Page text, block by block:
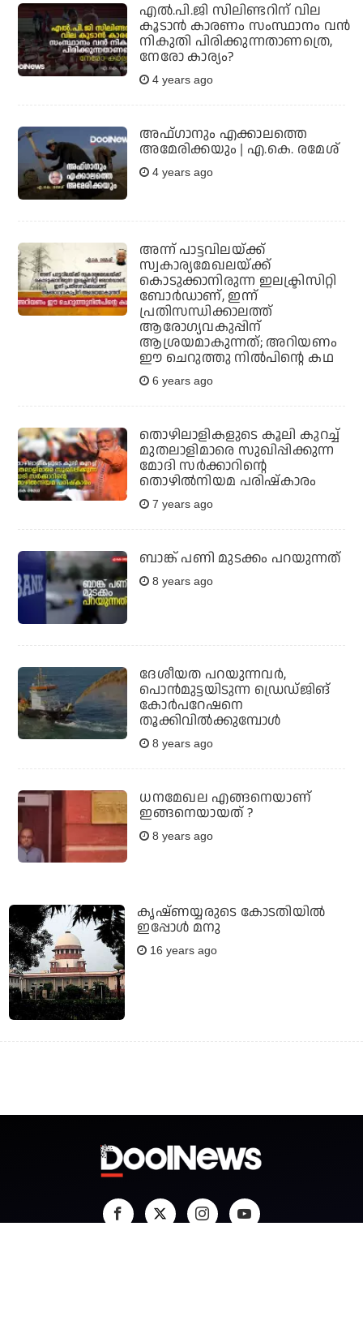
എൽ.പി.ജി സിലിണ്ടറിന് വില
കൂടാൻ കാരണം സംസ്ഥാനം വൻ
നികുതി പിരിക്കുന്നതാണത്രെ,
നേരോ കാര്യം?
4 years ago
അഫ്ഗാനും എക്കാലത്തെ
അമേരിക്കയും | എ.കെ. രമേശ്
4 years ago
അന്ന് പാട്ടവിലയ്ക്ക്
സ്വകാര്യമേഖലയ്ക്ക്
കൊടുക്കാനിരുന്ന ഇലക്ട്രിസിറ്റി
ബോര്‍ഡാണ്, ഇന്ന്
പ്രതിസന്ധിക്കാലത്ത്
ആരോഗ്യവകുപ്പിന്
ആശ്രയമാകുന്നത്; അറിയണം
ഈ ചെറുത്തു നില്‍പിന്റെ കഥ
6 years ago
തൊഴിലാളികളുടെ കൂലി കുറച്ച്
മുതലാളിമാരെ സുഖിപ്പിക്കുന്ന
മോദി സര്‍ക്കാറിന്റെ
തൊഴില്‍നിയമ പരിഷ്‌കാരം
7 years ago
ബാങ്ക് പണി മുടക്കം പറയുന്നത്
8 years ago
ദേശീയത പറയുന്നവര്‍,
പൊന്‍മുട്ടയിടുന്ന ഡ്രെഡ്ജിങ്
കോര്‍പറേഷനെ
തൂക്കിവില്‍ക്കുമ്പോള്‍
8 years ago
ധനമേഖല എങ്ങനെയാണ്
ഇങ്ങനെയായത് ?
8 years ago
കൃഷ്ണയ്യരുടെ കോടതിയില്‍
ഇപ്പോള്‍ മനു
16 years ago